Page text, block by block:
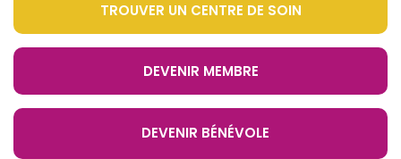
TROUVER UN CENTRE DE SOIN
DEVENIR MEMBRE
DEVENIR BÉNÉVOLE